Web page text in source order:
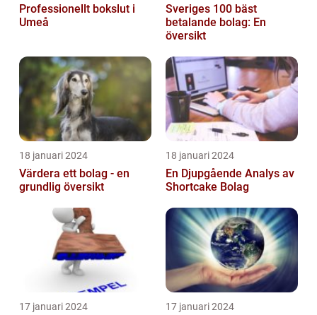
Professionellt bokslut i
Umeå
Sveriges 100 bäst
betalande bolag: En
översikt
18 januari 2024
Värdera ett bolag - en
grundlig översikt
18 januari 2024
En Djupgående Analys av
Shortcake Bolag
17 januari 2024 17 januari 2024